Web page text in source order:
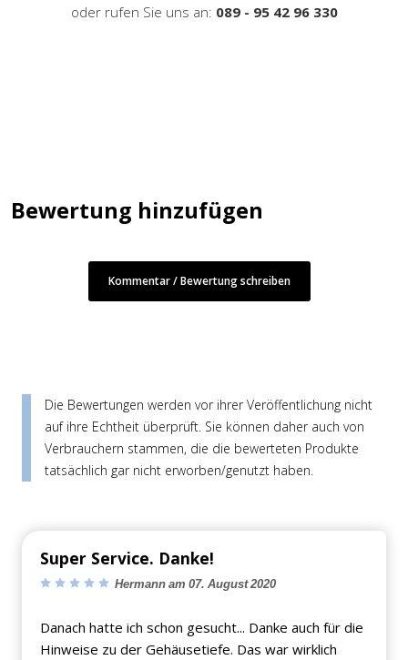
oder rufen Sie uns an: 089 - 95 42 96 330
Bewertung hinzufügen
Kommentar / Bewertung schreiben
Die Bewertungen werden vor ihrer Veröffentlichung nicht
auf ihre Echtheit überprüft. Sie können daher auch von
Verbrauchern stammen, die die bewerteten Produkte
tatsächlich gar nicht erworben/genutzt haben.
Super Service. Danke!
Hermann am 07. August 2020
Danach hatte ich schon gesucht... Danke auch für die
Hinweise zu der Gehäusetiefe. Das war wirklich